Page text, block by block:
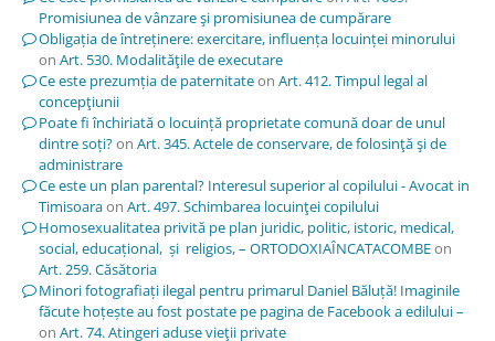
Promisiunea de vânzare şi promisiunea de cumpărare
Obligația de întreținere: exercitare, influența locuinței minorului
on Art. 530. Modalităţile de executare
Ce este prezumția de paternitateon Art. 412. Timpul legal al
concepţiunii
Poate fi închiriată o locuință proprietate comună doar de unul
dintre soți?on Art. 345. Actele de conservare, de folosinţă şi de
administrare
Ce este un plan parental? Interesul superior al copilului - Avocat in
Timisoaraon Art. 497. Schimbarea locuinţei copilului
Homosexualitatea privită pe plan juridic, politic, istoric, medical,
social, educațional, și religios, – ORTODOXIAÎNCATACOMBEon
Art. 259. Căsătoria
Minori fotografiați ilegal pentru primarul Daniel Băluță! Imaginile
făcute hoțește au fost postate pe pagina de Facebook a edilului –
on Art. 74. Atingeri aduse vieţii private